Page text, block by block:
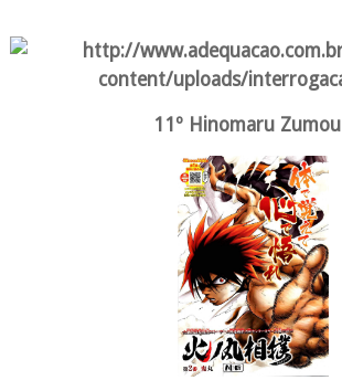
11º Hinomaru Zumou